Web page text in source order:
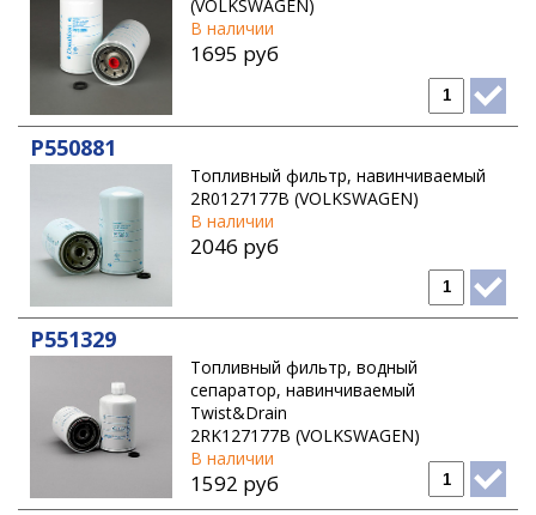
(VOLKSWAGEN)
В наличии
1695 руб
P550881
Топливный фильтр, навинчиваемый
2R0127177B (VOLKSWAGEN)
В наличии
2046 руб
P551329
Топливный фильтр, водный
сепаратор, навинчиваемый
Twist&Drain
2RK127177B (VOLKSWAGEN)
В наличии
1592 руб